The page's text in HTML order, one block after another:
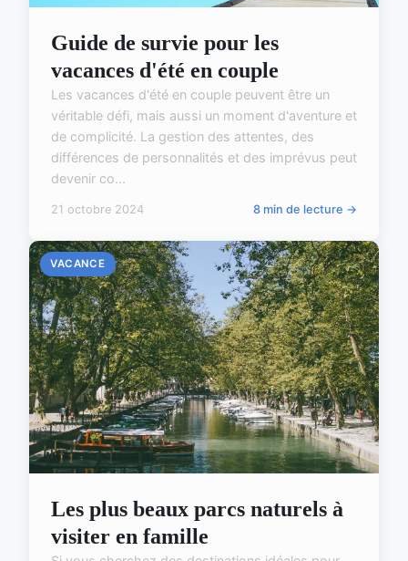
Guide de survie pour les
vacances d'été en couple
Les vacances d'été en couple peuvent être un
véritable défi, mais aussi un moment d'aventure et
de complicité. La gestion des attentes, des
différences de personnalités et des imprévus peut
devenir co...
21 octobre 2024 8 min de lecture →
VACANCE
Les plus beaux parcs naturels à
visiter en famille